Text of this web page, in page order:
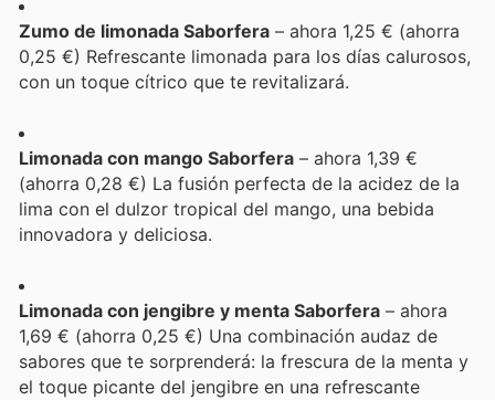
Zumo de limonada Saborfera – ahora 1,25 € (ahorra
0,25 €) Refrescante limonada para los días calurosos,
con un toque cítrico que te revitalizará.
Limonada con mango Saborfera – ahora 1,39 €
(ahorra 0,28 €) La fusión perfecta de la acidez de la
lima con el dulzor tropical del mango, una bebida
innovadora y deliciosa.
Limonada con jengibre y menta Saborfera – ahora
1,69 € (ahorra 0,25 €) Una combinación audaz de
sabores que te sorprenderá: la frescura de la menta y
el toque picante del jengibre en una refrescante